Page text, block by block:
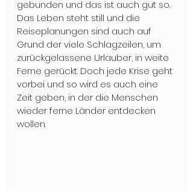
gebunden und das ist auch gut so.
Das Leben steht still und die
Reiseplanungen sind auch auf
Grund der viele Schlagzeilen, um
zurückgelassene Urlauber, in weite
Ferne gerückt. Doch jede Krise geht
vorbei und so wird es auch eine
Zeit geben, in der die Menschen
wieder ferne Länder entdecken
wollen.